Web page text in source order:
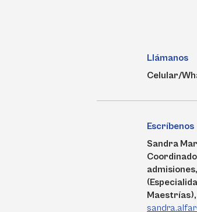
Llámanos
Celular/
Escríbenos
Sandra